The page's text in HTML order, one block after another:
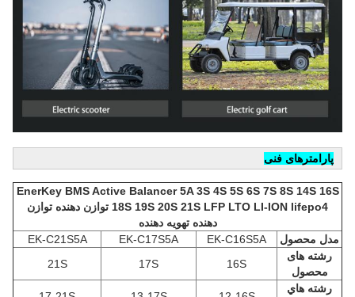
پارامترهای فنی
EnerKey BMS Active Balancer 5A 3S 4S 5S 6S 7S 8S 14S 16S
18S 19S 20S 21S LFP LTO LI-ION lifepo4 توازن دهنده توازن
دهنده تهویه دهنده
مدل محصول
EK-C16S5A
EK-C17S5A
EK-C21S5A
رشته های
محصول
16S
17S
21S
رشته هاي